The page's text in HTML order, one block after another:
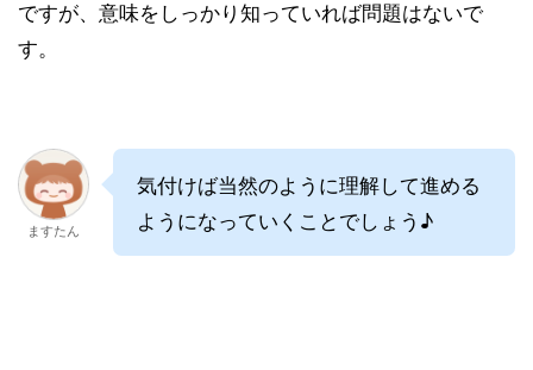
ですが、意味をしっかり知っていれば問題はないで
す。
ますたん
気付けば当然のように理解して進める
ようになっていくことでしょう♪